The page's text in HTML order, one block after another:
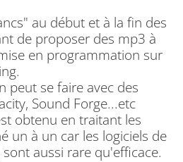
au début et à la fin des
de proposer des mp3 à
en programmation sur
peut se faire avec des
Sound Forge...etc
obtenu en traitant les
un à un car les logiciels de
aussi rare qu'efficace.